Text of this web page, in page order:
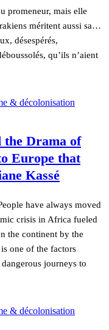
promeneur, mais elle
méritent aussi sa…
désespérés,
qu’ils n’aient
& décolonisation
the Drama of
Europe that
Kassé
have always moved
crisis in Africa fueled
the continent by the
one of the factors
journeys to
& décolonisation